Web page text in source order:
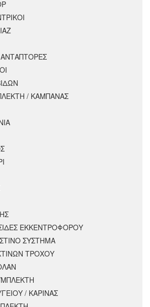
/ ΚΑΜΠΑΝΑΣ
ΕΚΚΕΝΤΡΟΦΟΡΟΥ
ΣΥΣΤΗΜΑ
ΤΡΟΧΟΥ
/ ΚΑΡΙΝΑΣ